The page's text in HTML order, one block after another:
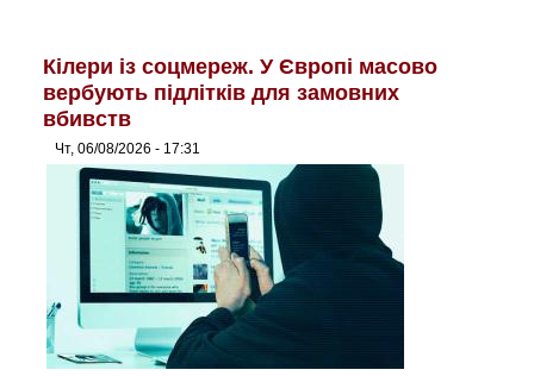
Кілери із соцмереж. У Європі масово
вербують підлітків для замовних
вбивств
Чт, 06/08/2026 - 17:31